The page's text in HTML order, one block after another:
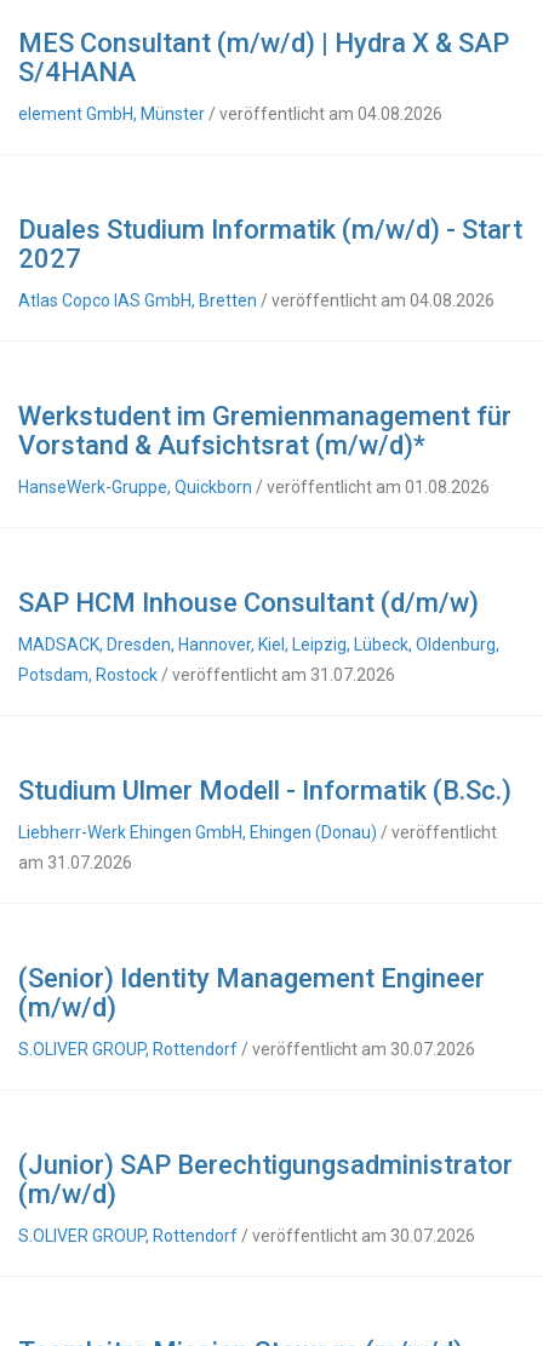
MES Consultant (m/w/d) | Hydra X & SAP
S/4HANA
element GmbH, Münster / veröffentlicht am 04.08.2026
Duales Studium Informatik (m/w/d) - Start
2027
Atlas Copco IAS GmbH, Bretten / veröffentlicht am 04.08.2026
Werkstudent im Gremienmanagement für
Vorstand & Aufsichtsrat (m/w/d)*
HanseWerk-Gruppe, Quickborn / veröffentlicht am 01.08.2026
SAP HCM Inhouse Consultant (d/m/w)
MADSACK, Dresden, Hannover, Kiel, Leipzig, Lübeck, Oldenburg,
Potsdam, Rostock / veröffentlicht am 31.07.2026
Studium Ulmer Modell - Informatik (B.Sc.)
Liebherr-Werk Ehingen GmbH, Ehingen (Donau) / veröffentlicht
am 31.07.2026
(Senior) Identity Management Engineer
(m/w/d)
S.OLIVER GROUP, Rottendorf / veröffentlicht am 30.07.2026
(Junior) SAP Berechtigungsadministrator
(m/w/d)
S.OLIVER GROUP, Rottendorf / veröffentlicht am 30.07.2026